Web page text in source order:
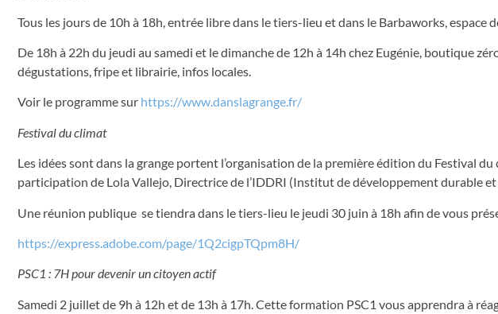
Tous les jours de 10h à 18h, entrée libre dans le tiers-lieu et dans le Barbaworks, espace
De 18h à 22h du jeudi au samedi et le dimanche de 12h à 14h chez Eugénie, boutique
dégustations, fripe et librairie, infos locales.
Voir le programme sur https://www.danslagrange.fr/
Festival du climat
Les idées sont dans la grange portent l’organisation de la première édition du Festival
participation de Lola Vallejo, Directrice de l’IDDRI (Institut de développement durable
Une réunion publique se tiendra dans le tiers-lieu le jeudi 30 juin à 18h afin de vous
https://express.adobe.com/page/1Q2cigpTQpm8H/
PSC1 : 7H pour devenir un citoyen actif
Samedi 2 juillet de 9h à 12h et de 13h à 17h. Cette formation PSC1 vous apprendra à